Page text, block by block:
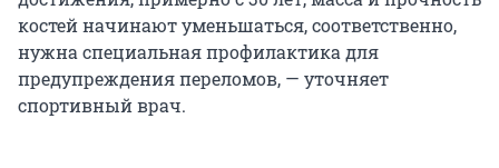
костей начинают уменьшаться, соответственно,
нужна специальная профилактика для
предупреждения переломов, — уточняет
спортивный врач.